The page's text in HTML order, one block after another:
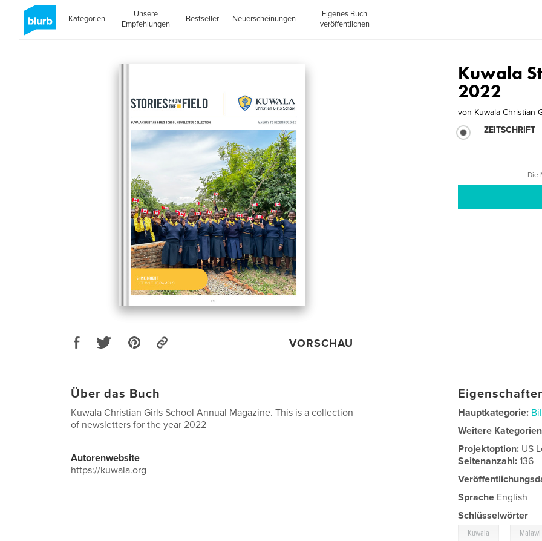
Kategorien
Unsere
Empfehlungen
Bestseller Neuerscheinungen
Eigenes Buch
veröffentlichen
VORSCHAU
Kuwala
2022
von Kuwala Christian
ZEITSCHRIFT
Die
Über das Buch
Kuwala Christian Girls School Annual Magazine. This is a collection
of newsletters for the year 2022
Autorenwebsite
https://kuwala.org
Hauptkategorie:
Weitere Kategorien
Projektoption: US
Seitenanzahl:136
Sprache English
Schlüsselwörter
Kuwala Malawi